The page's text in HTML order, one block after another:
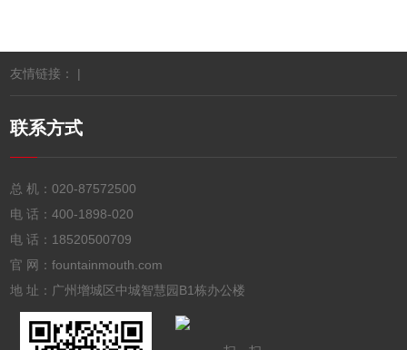
友情链接： |
联系方式
总 机：020-87572500
电 话：400-1898-020
电 话： 18520500709
官 网：fountainmouth.com
地 址：广州增城区中城智慧园B1栋办公楼